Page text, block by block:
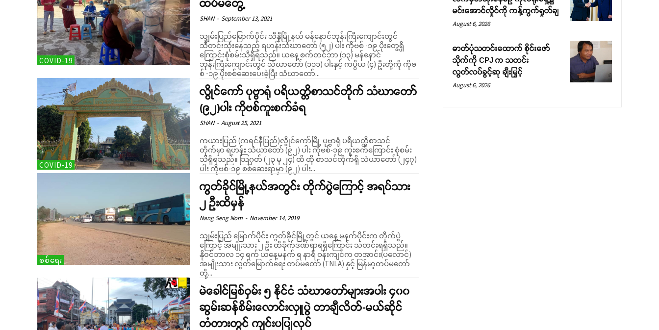
COVID-19
ထပ်မံတွေ့
SHAN - September 13, 2021
သျှမ်းပြည်မြောက်ပိုင်း သီန္နီမြို့နယ် မန်နောင်ဘုန်းကြီးကျောင်းတွင်
သီတင်းသုံးနေသည့် ရဟန်းသံဃာတော် (၅၂) ပါး ကိုဗစ် -၁၉ ပိုးတွေ့ရှိ
ကြောင်းစုံစမ်းသိရှိရသည်။ ယနေ့ စက်တင်ဘာ (၁၃) မန်နောင်
ဘုန်းကြီးကျောင်းတွင် သံဃာတော် (၁၁၁) ပါးနှင့် ကပ္ပိယ (၄) ဦးတို့ကို ကိုဗ
စ် -၁၉ ပိုးစစ်ဆေးပေးခဲ့ပြီး သံဃာတော်...
COVID-19
လွိုင်ကော် ပုဗ္ဗာရုံ ပရိယတ္တိစာသင်တိုက် သံဃာတော်
(၉၂)ပါး ကိုဗစ်ကူးစက်ခံရ
SHAN - August 25, 2021
ကယားပြည် (ကရင်နီပြည်)လွိုင်ကော်မြို့ ပုဗ္ဗာရုံ ပရိယတ္တိစာသင်
တိုက်မှာ ရဟန်း သံယာတော် (၉၂) ပါး ကိုဗစ်-၁၉ ကူးစက်ကြောင်း စုံစမ်း
သိရှိရသည်။ သြဂုတ် (၂၃ မှ ၂၄) ထိ ထို စာသင်တိုက်ရှိ သံယာတော် (၂၄၇)
ပါး ကိုဗစ်-၁၉ စစ်ဆေးရာမှာ (၉၂) ပါး...
စစ်ရေး
ကွတ်ခိုင်မြို့နယ်အတွင်း တိုက်ပွဲကြောင့် အရပ်သား
၂ ဦးထိမှန်
Nang Seng Nom - November 14, 2019
သျှမ်းပြည် မြောက်ပိုင်း ကွတ်ခိုင်မြို့တွင် ယနေ့ မနက်ပိုင်းက တိုက်ပွဲ
ကြောင့် အမျိုးသား ၂ ဦး ထိခိုက်ဒဏ်ရာရရှိကြောင်း သတင်းရရှိသည်။
နို၀င်ဘာလ ၁၄ ရက် ယနေ့မနက် ရ နာရီ ဝန်းကျင်က တအာင်း(ပလောင်)
အမျိုးသား လွတ်မြောက်ရေး တပ်မတော် (TNLA) နှင့် မြန်မာ့တပ်မတော်
တို့...
မဲခေါင်မြစ်ဝှမ်း ၅ နိုင်ငံ သံဃာတော်များအပါး ၄၀၀
ဆွမ်းဆန်စိမ်းလောင်းလှူပွဲ တာချီလိတ်-မယ်ဆိုင်
တံတားတွင် ကျင်းပပြုလုပ်
မင်းအောင်လှိုင်ကို ကန့်ကွက်ရှုတ်ချ
August 6, 2026
ဓာတ်ပုံသတင်းထောက် စိုင်းဇော်
သိုက်ကို CPJ က သတင်း
လွတ်လပ်ခွင့်ဆု ချီးမြှင့်
August 6, 2026